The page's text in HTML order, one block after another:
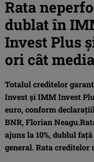
Rata
dublat în
Invest Plus
ori cât
Totalul creditelor
Invest și IMM Invest
euro, conform
BNR, Florian
ajuns la 10%, dublul
general. Rata creditelor